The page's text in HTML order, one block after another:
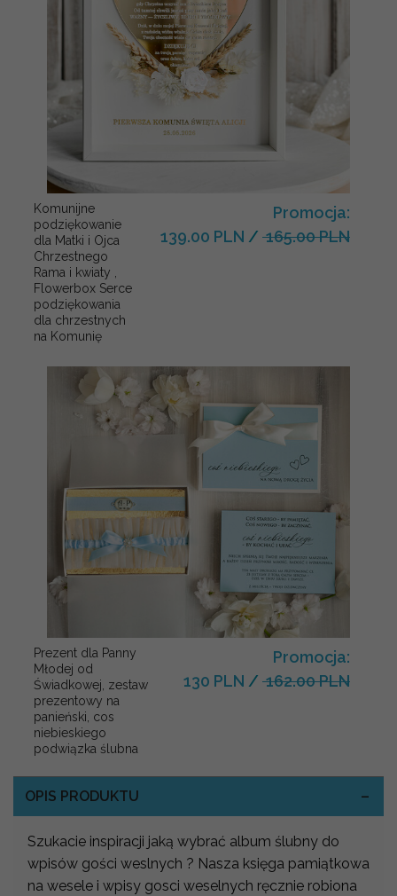
Komunijne
podziękowanie
dla Matki i Ojca
Chrzestnego
Rama i kwiaty ,
Flowerbox Serce
podziękowania
dla chrzestnych
na Komunię
Promocja:
139.00 PLN / 165.00 PLN
Prezent dla Panny
Młodej od
Świadkowej, zestaw
prezentowy na
panieński, cos
niebieskiego
podwiązka ślubna
Promocja:
130 PLN / 162.00 PLN
OPIS PRODUKTU
Szukacie inspiracji jaką wybrać album ślubny do
wpisów gości weslnych ? Nasza księga pamiątkowa
na wesele i wpisy gosci weselnych ręcznie robiona